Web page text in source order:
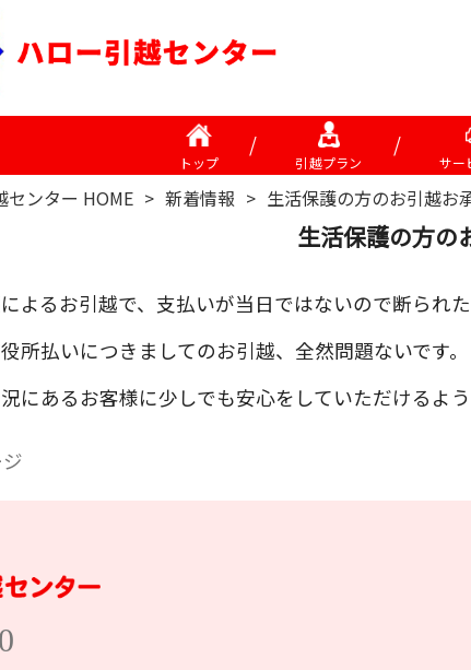
トップ 引越プラン サー
センター HOME > 新着情報 > 生活保護の方のお引越お
生活保護の方の
よるお引越で、支払いが当日ではないので断られ
所払いにつきましてのお引越、全然問題ないです。
にあるお客様に少しでも安心をしていただけるよ